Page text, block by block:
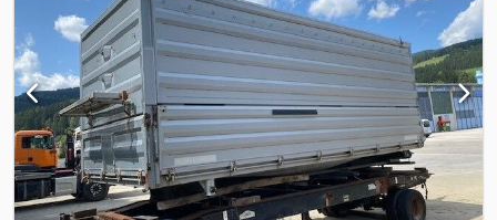
argenté , frein de remorque:remorque freinée, Année de
construction:2026 , freins:autre, SARIS K1 306 170 2700 2 Benne
basculante arrière VÉHICULE NEUF Dimensions intérieures :
306 cm x 170 cm Hauteur des parois : 30 cm Hauteur de la
plateforme de chargement : 66 cm Poids total : 2700 kg Charge
utile : 2073 kg Remorque tandem freinée Frein d’inertie et frein
de stationnement de KNOTT 2 essieux de 1350 kg avec frein
Châssis bas Dwsdpfeghpcaex Adiea Châssis en acier galvanisé à
chaud entièrement soudé Parois latérales en profilé d’aluminium